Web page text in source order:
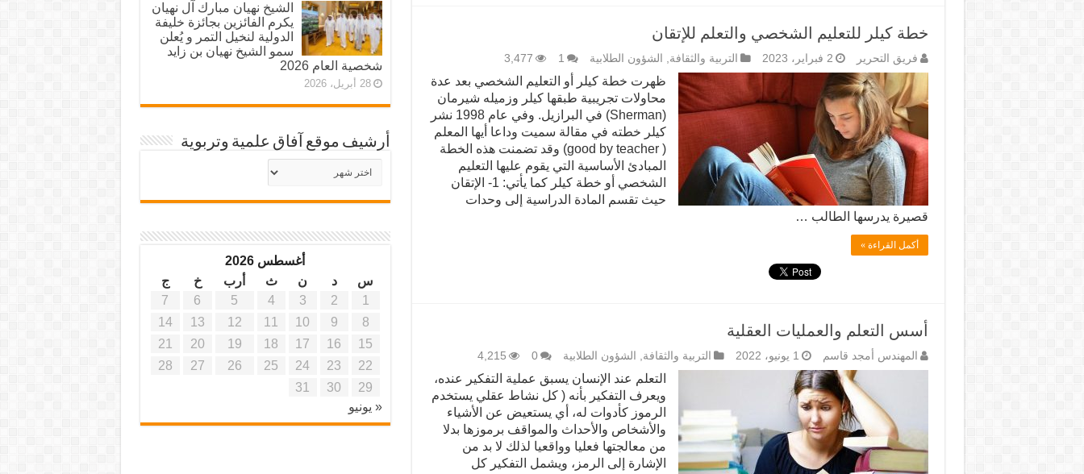
خطة كيلر للتعليم الشخصي والتعلم للإتقان
فريق التحرير 2 فبراير، 2023 التربية والثقافة, الشؤون الطلابية 1
3,477
ظهرت خطة كيلر أو التعليم الشخصي بعد عدة
محاولات تجريبية طبقها كيلر وزميله شیرمان
(Sherman) في البرازيل. وفي عام 1998 نشر
كيلر خطته في مقالة سميت وداعا أيها المعلم
( good by teacher) وقد تضمنت هذه الخطة
المبادئ الأساسية التي يقوم عليها التعليم
الشخصي أو خطة كيلر كما يأتي: 1- الإتقان
حيث تقسم المادة الدراسية إلى وحدات
قصيرة يدرسها الطالب …
أكمل القراءة »
أسس التعلم والعمليات العقلية
المهندس أمجد قاسم 1 يونيو، 2022 التربية والثقافة, الشؤون الطلابية 0
4,215
التعلم عند الإنسان يسبق عملية التفكير عنده،
ويعرف التفكير بأنه ( كل نشاط عقلي يستخدم
الرموز كأدوات له، أي يستعيض عن الأشياء
والأشخاص والأحداث والمواقف برموزها بدلا
من معالجتها فعليا وواقعيا لذلك لا بد من
الإشارة إلى الرمز، ويشمل التفكير كل
الشيخ نهيان مبارك آل نهيان
يكرم الفائزين بجائزة خليفة
الدولية لنخيل التمر و يُعلن
سمو الشيخ نهيان بن زايد
شخصية العام 2026
28 أبريل، 2026
أرشيف موقع آفاق علمية وتربوية
أرشيف
موقع
أغسطس 2026
س
د ن ث أرب خ
ج
1
2
3
4
5
6
7
8
9
10
11
12
13
14
15
16
17
18
19
20
21
22
23
24
25
26
27
28
29
30
31
« يونيو